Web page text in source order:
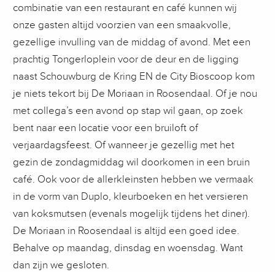
combinatie van een restaurant en café kunnen wij
onze gasten altijd voorzien van een smaakvolle,
gezellige invulling van de middag of avond. Met een
prachtig Tongerloplein voor de deur en de ligging
naast Schouwburg de Kring EN de City Bioscoop kom
je niets tekort bij De Moriaan in Roosendaal. Of je nou
met collega’s een avond op stap wil gaan, op zoek
bent naar een locatie voor een bruiloft of
verjaardagsfeest. Of wanneer je gezellig met het
gezin de zondagmiddag wil doorkomen in een bruin
café. Ook voor de allerkleinsten hebben we vermaak
in de vorm van Duplo, kleurboeken en het versieren
van koksmutsen (evenals mogelijk tijdens het diner).
De Moriaan in Roosendaal is altijd een goed idee.
Behalve op maandag, dinsdag en woensdag. Want
dan zijn we gesloten.